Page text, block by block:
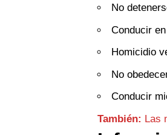
No
Conducir
Homicidio
No
Conducir
También: Las